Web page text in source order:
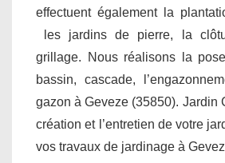
effectuent également la
les jardins de pierre, la
grillage. Nous réalisons la
bassin, cascade,
gazon à Geveze (35850). Jardin
création et l’entretien de votre
vos travaux de jardinage à